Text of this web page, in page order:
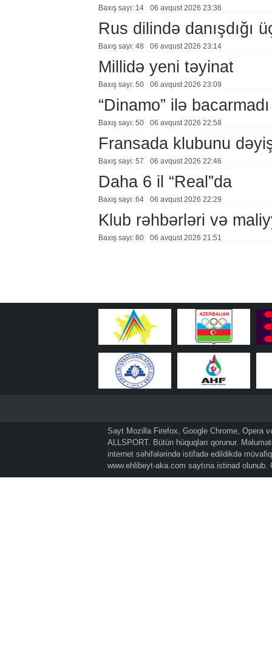
Baxış sayı: 14 06 avqust 2026 23:36
Rus dilində danışdığı
Baxış sayı: 48 06 avqust 2026 23:14
Millidə yeni təyinat
Baxış sayı: 50 06 avqust 2026 23:09
“Dinamo” ilə bacarmadı
Baxış sayı: 50 06 avqust 2026 22:58
Fransada klubunu
Baxış sayı: 57 06 avqust 2026 22:46
Daha 6 il “Real”da
Baxış sayı: 64 06 avqust 2026 22:29
Klub rəhbərləri və
Baxış sayı: 60 06 avqust 2026 21:51
Sayt Mozilla Firefox, Google Chrome, Opera
ALLSPORT. Bütün hüquqları qorunur.
internet səhifələrində istifadə edildikdə
www.ehlibeyt-aka.com saytına istinad olunub.